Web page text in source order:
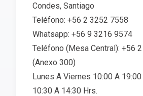
Condes, Santiago
Teléfono: +56 2 3252 7558
Whatsapp: +56 9 3216 9574
Teléfono (Mesa Central): +56
(Anexo 300)
Lunes A Viernes 10:00 A
10:30 A 14:30 Hrs.